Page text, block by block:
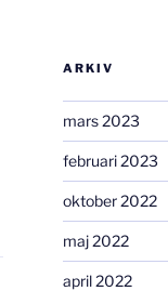
ARKIV
mars 2023
februari 2023
oktober 2022
maj 2022
april 2022